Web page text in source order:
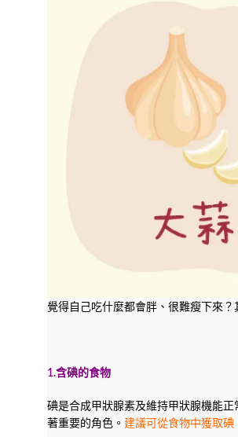
覺得自己吃什麼都會胖、很難瘦下來
1.含碘的食物
碘是合成甲狀腺素及維持甲狀腺機能
著重要的角色。 建議可從食物中獲取碘